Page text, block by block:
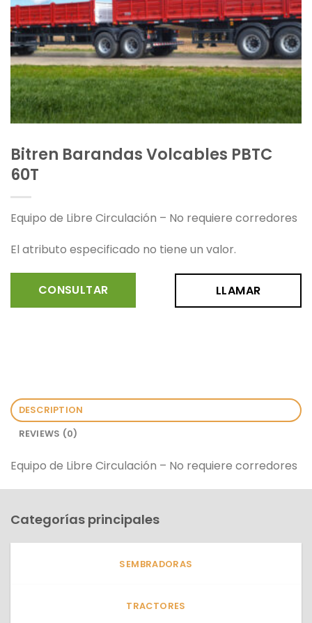
Bitren Barandas Volcables PBTC
60T
Equipo de Libre Circulación – No requiere corredores
El atributo especificado no tiene un valor.
CONSULTAR LLAMAR
DESCRIPTION
REVIEWS (0)
Equipo de Libre Circulación – No requiere corredores
Categorías principales
SEMBRADORAS
TRACTORES